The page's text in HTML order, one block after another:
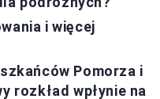
i więcej
Pomorza i
rozkład wpłynie na